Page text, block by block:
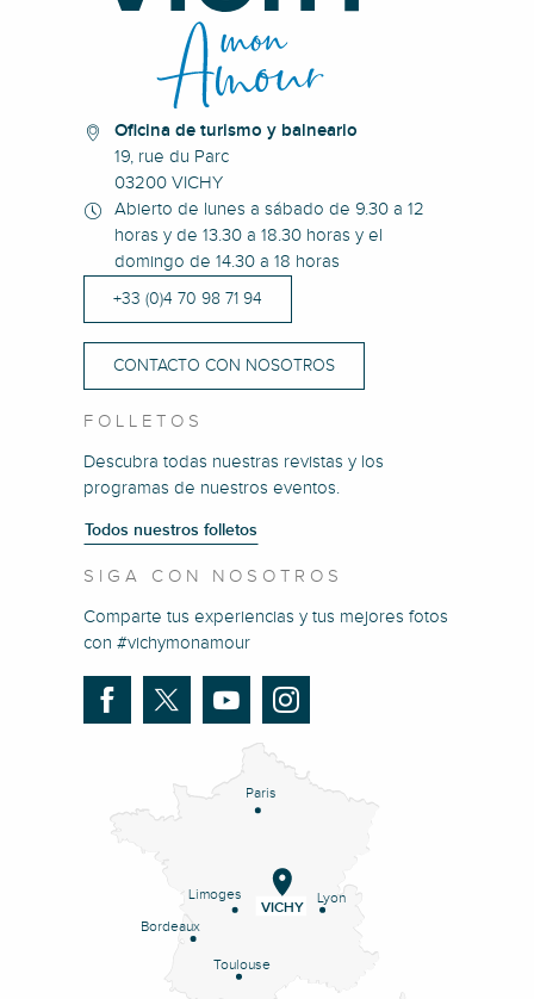
Oficina de turismo y balneario
19, rue du Parc
03200 VICHY
Abierto de lunes a sábado de 9.30 a 12
horas y de 13.30 a 18.30 horas y el
domingo de 14.30 a 18 horas
+33 (0)4 70 98 71 94
CONTACTO CON NOSOTROS
FOLLETOS
Descubra todas nuestras revistas y los
programas de nuestros eventos.
Todos nuestros folletos
SIGA CON NOSOTROS
Comparte tus experiencias y tus mejores fotos
con #vichymonamour
Paris
Lyon
Limoges
Bordeaux
Toulouse
VICHY